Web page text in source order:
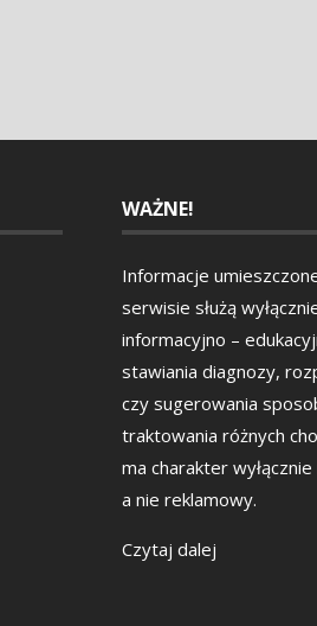
WAŻNE!
Informacje
serwisie służą
informacyjno –
stawiania diagnozy,
czy sugerowania
traktowania różnych
ma charakter
a nie reklamowy.
Czytaj dalej